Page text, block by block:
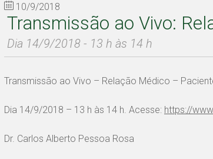
10/9/2018
Transmissão ao Vivo:
Dia 14/9/2018 - 13 h às 14 h
Transmissão ao Vivo – Relação Médico –
Dia 14/9/2018 – 13 h às 14 h. Acesse: https://
Dr. Carlos Alberto Pessoa Rosa